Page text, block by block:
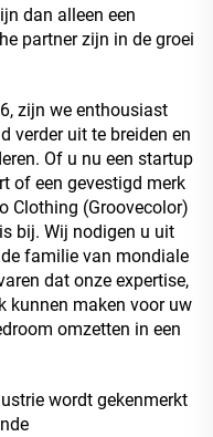
dan alleen een
partner zijn in de groei
zijn we enthousiast
verder uit te breiden en
Of u nu een startup
of een gevestigd merk
Clothing (Groovecolor)
bij. Wij nodigen u uit
familie van mondiale
dat onze expertise,
kunnen maken voor uw
omzetten in een
wordt gekenmerkt